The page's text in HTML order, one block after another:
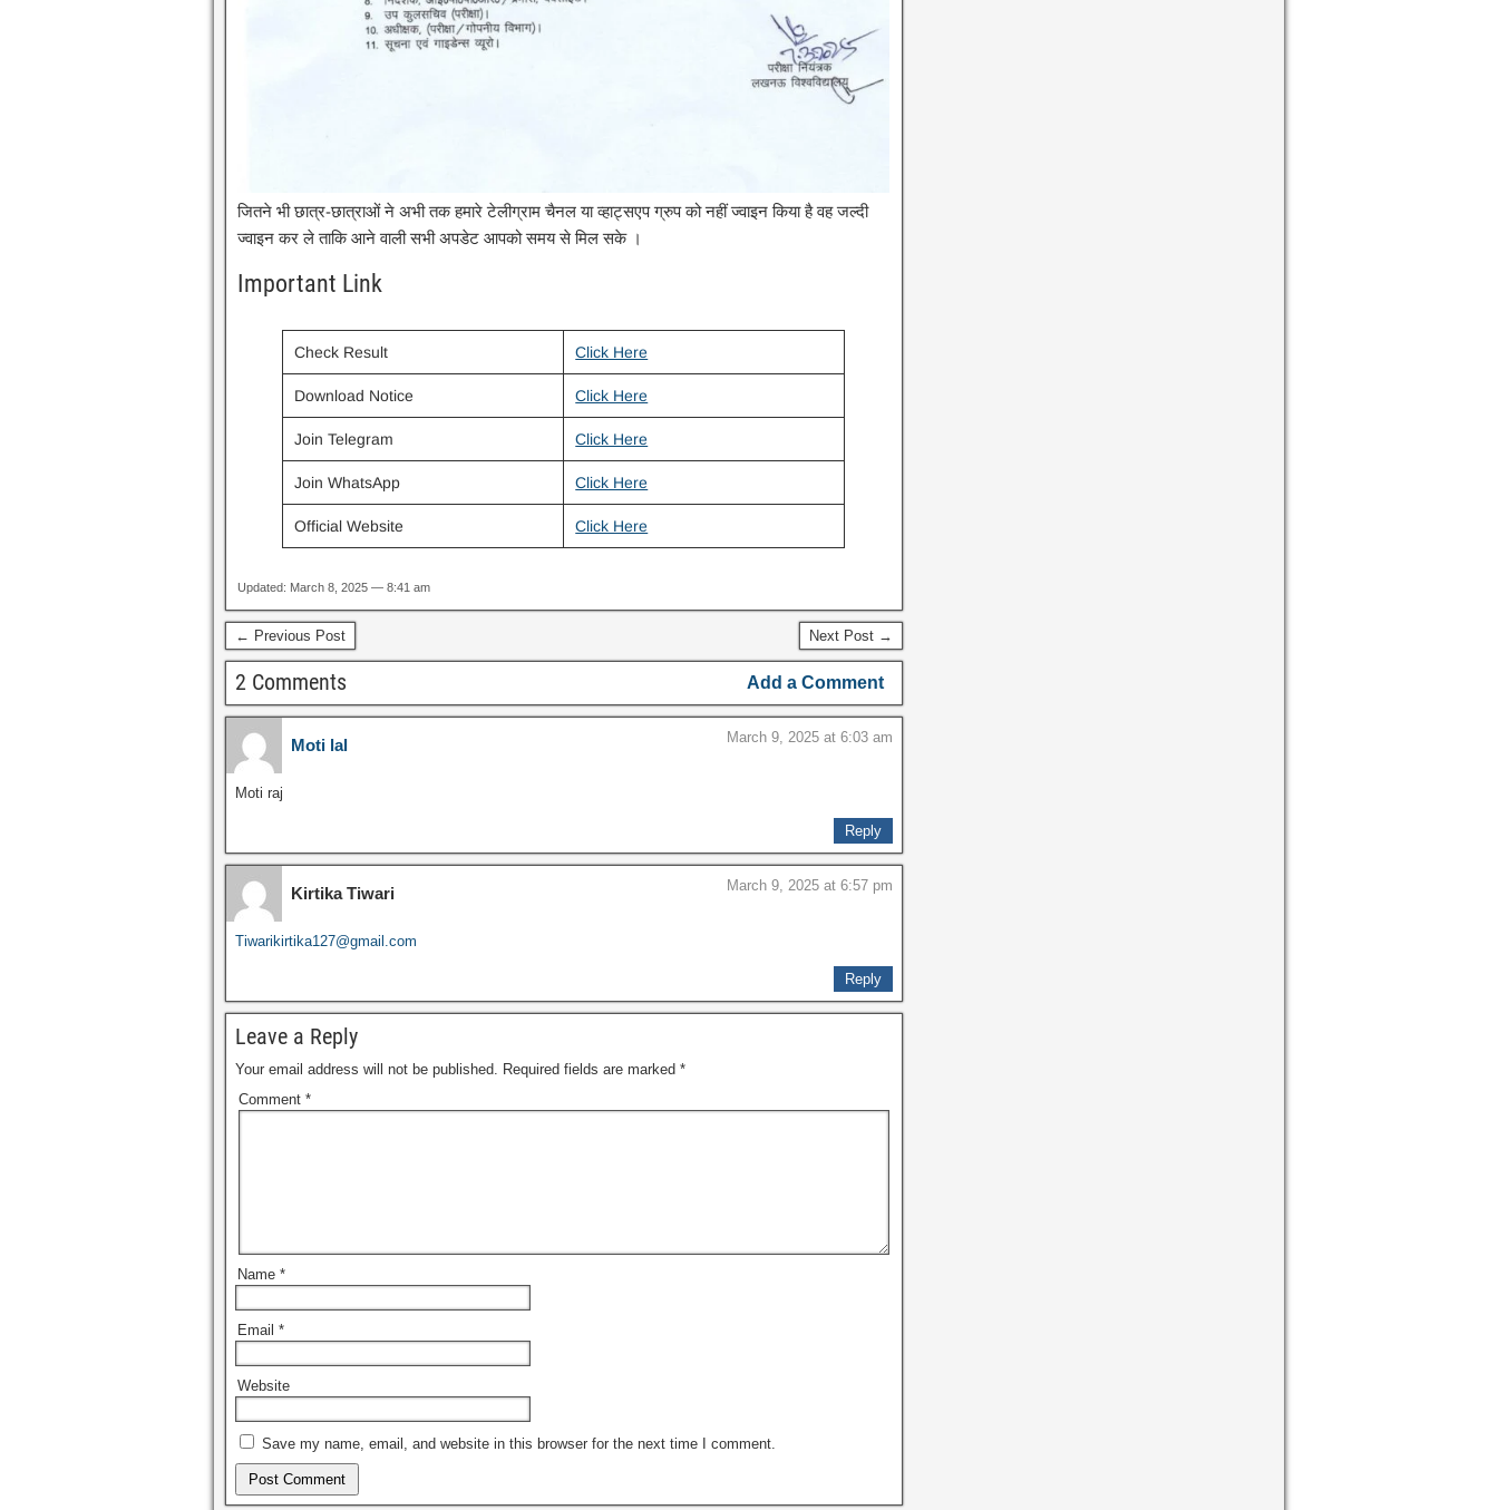
जितने भी छात्र-छात्राओं ने अभी तक हमारे टेलीग्राम चैनल या व्हाट्सएप ग्रुप को नहीं ज्वाइन किया है वह जल्दी
ज्वाइन कर ले ताकि आने वाली सभी अपडेट आपको समय से मिल सके ।
Important Link
Check Result Click Here
Download Notice Click Here
Join Telegram Click Here
Join WhatsApp Click Here
Official Website Click Here
Updated: March 8, 2025 — 8:41 am
← Previous Post Next Post →
2 Comments Add a Comment
Moti lal March 9, 2025 at 6:03 am
Moti raj
Reply
Kirtika Tiwari March 9, 2025 at 6:57 pm
Tiwarikirtika127@gmail.com
Reply
Leave a Reply
Your email address will not be published. Required fields are marked *
Comment *
Name *
Email *
Website
Save my name, email, and website in this browser for the next time I comment.